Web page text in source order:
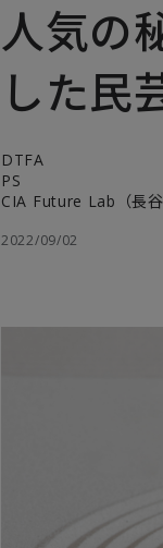
人気の
した民
DTFA
PS
CIA Future Lab（長谷
2022/09/02